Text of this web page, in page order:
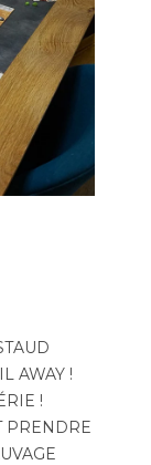
AWAY !
!
PRENDRE